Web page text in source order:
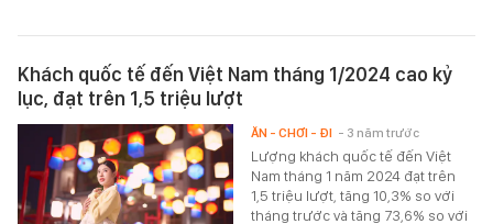
Khách quốc tế đến Việt Nam tháng 1/2024 cao kỷ
lục, đạt trên 1,5 triệu lượt
Lượng khách quốc tế đến Việt
Nam tháng 1 năm 2024 đạt trên
1,5 triệu lượt, tăng 10,3% so với
tháng trước và tăng 73,6% so với
ĂN - CHƠI - ĐI - 3 năm trước